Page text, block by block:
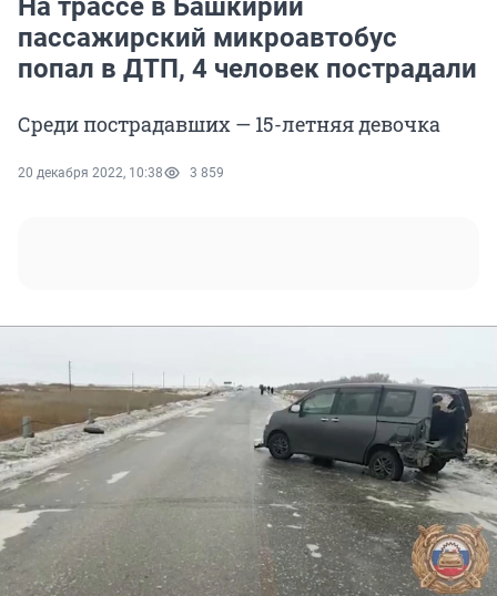
На трассе в Башкирии
пассажирский микроавтобус
попал в ДТП, 4 человек пострадали
Среди пострадавших — 15-летняя девочка
20 декабря 2022, 10:38 3 859